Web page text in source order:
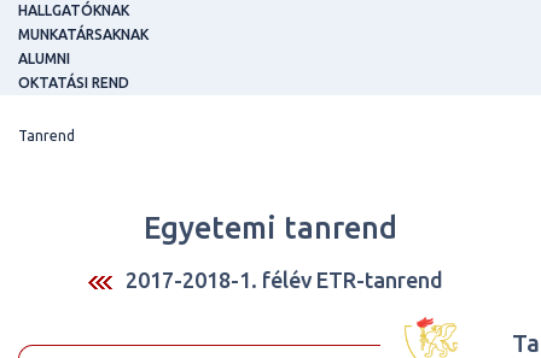
HALLGATÓKNAK
MUNKATÁRSAKNAK
ALUMNI
OKTATÁSI REND
Tanrend
Egyetemi tanrend
2017-2018-1. félév ETR-tanrend